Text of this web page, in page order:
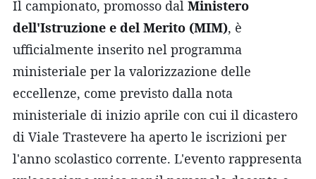
Il campionato, promosso dal Ministero
dell'Istruzione e del Merito (MIM), è
ufficialmente inserito nel programma
ministeriale per la valorizzazione delle
eccellenze, come previsto dalla nota
ministeriale di inizio aprile con cui il dicastero
di Viale Trastevere ha aperto le iscrizioni per
l'anno scolastico corrente. L'evento rappresenta